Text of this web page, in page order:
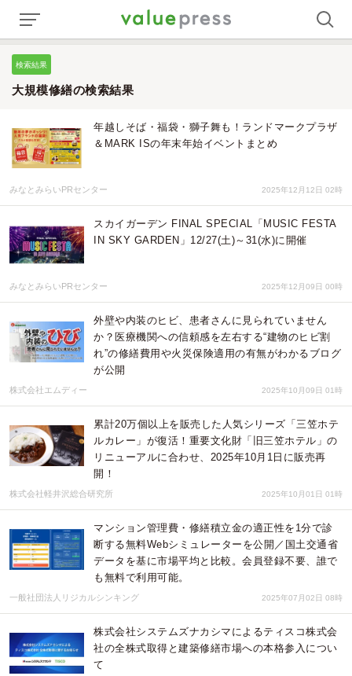
検索結果
大規模修繕の検索結果
年越しそば・福袋・獅子舞も！ランドマークプラザ
＆MARK ISの年末年始イベントまとめ
みなとみらいPRセンター 2025年12月12日 02時
スカイガーデン FINAL SPECIAL「MUSIC FESTA
IN SKY GARDEN」12/27(土)～31(水)に開催
みなとみらいPRセンター 2025年12月09日 00時
外壁や内装のヒビ、患者さんに見られていません
か？医療機関への信頼感を左右する“建物のヒビ割
れ”の修繕費用や火災保険適用の有無がわかるブログ
が公開
株式会社エムディー 2025年10月09日 01時
累計20万個以上を販売した人気シリーズ「三笠ホテ
ルカレー」が復活！重要文化財「旧三笠ホテル」の
リニューアルに合わせ、2025年10月1日に販売再
開！
株式会社軽井沢総合研究所 2025年10月01日 01時
マンション管理費・修繕積立金の適正性を1分で診
断する無料Webシミュレーターを公開／国土交通省
データを基に市場平均と比較。会員登録不要、誰で
も無料で利用可能。
一般社団法人リジカルシンキング 2025年07月02日 08時
株式会社システムズナカシマによるティスコ株式会
社の全株式取得と建築修繕市場への本格参入につい
て